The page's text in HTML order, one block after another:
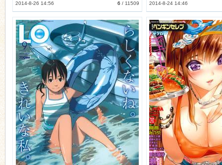
6 / 11509
2014-8-26 14:56 2014-8-24 14:46